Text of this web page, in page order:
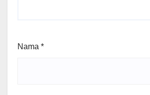
Nama *